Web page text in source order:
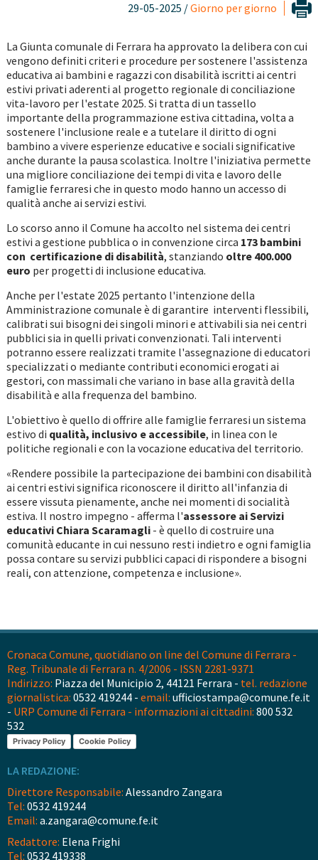
29-05-2025 /Giorno per giorno
La Giunta comunale di Ferrara ha approvato la delibera con cui
vengono definiti criteri e procedure per sostenere l'assistenza
educativa ai bambini e ragazzi con disabilità iscritti ai centri
estivi privati aderenti al progetto regionale di conciliazione
vita-lavoro per l'estate 2025. Si tratta di un tassello
importante della programmazione estiva cittadina, volta a
sostenere l'inclusione reale e a tutelare il diritto di ogni
bambino a vivere esperienze educative e sociali significative
anche durante la pausa scolastica. Inoltre l'iniziativa permette
una migliore conciliazione dei tempi di vita e lavoro delle
famiglie ferraresi che in questo modo hanno un accesso di
qualità anche ai servizi estivi.
Lo scorso anno il Comune ha accolto nel sistema dei centri
estivi a gestione pubblica o in convenzione circa 173 bambini
con certificazione di disabilità, stanziando oltre 400.000
euro per progetti di inclusione educativa.
Anche per l'estate 2025 pertanto l'intenzione della
Amministrazione comunale è di garantire interventi flessibili,
calibrati sui bisogni dei singoli minori e attivabili sia nei centri
pubblici sia in quelli privati convenzionati. Tali interventi
potranno essere realizzati tramite l'assegnazione di educatori
specializzati o mediante contributi economici erogati ai
gestori, con massimali che variano in base alla gravità della
disabilità e alla frequenza del bambino.
L'obiettivo è quello di offrire alle famiglie ferraresi un sistema
estivo di qualità, inclusivo e accessibile, in linea con le
politiche regionali e con la vocazione educativa del territorio.
«Rendere possibile la partecipazione dei bambini con disabilità
ai centri estivi significa riconoscere il diritto all'infanzia di
essere vissuta pienamente, anche nei momenti di socialità
estiva. Il nostro impegno - afferma l'assessore ai Servizi
educativi Chiara Scaramagli - è quello di costruire una
comunità educante in cui nessuno resti indietro e ogni famiglia
possa contare su servizi pubblici capaci di rispondere a bisogni
reali, con attenzione, competenza e inclusione».
Cronaca Comune, quotidiano on line del Comune di Ferrara -
Reg. Tribunale di Ferrara n. 4/2006 - ISSN 2281-9371
Indirizzo: Piazza del Municipio 2, 44121 Ferrara - tel. redazione
giornalistica: 0532 419244 - email: ufficiostampa@comune.fe.it
- URP Comune di Ferrara - informazioni ai cittadini: 800 532
532
Privacy Policy Cookie Policy
LA REDAZIONE:
Direttore Responsabile: Alessandro Zangara
Tel: 0532 419244
Email: a.zangara@comune.fe.it
Redattore: Elena Frighi
Tel: 0532 419338